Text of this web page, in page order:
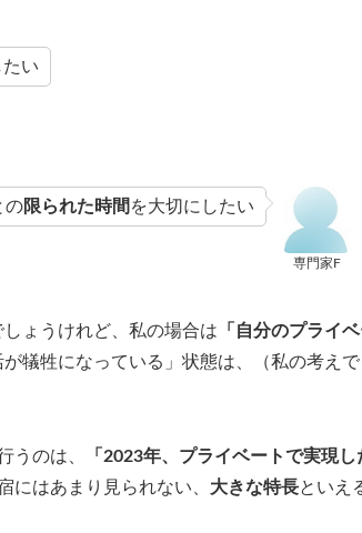
たい
専門家F
の限られた時間 を大切にしたい
ょうけれど、私の場合は 「自分のプライ
犠牲になっている」状態は、（私の考えで
うのは、
「2023年、プライベートで実現し
にはあまり見られない、 大きな特長といえ